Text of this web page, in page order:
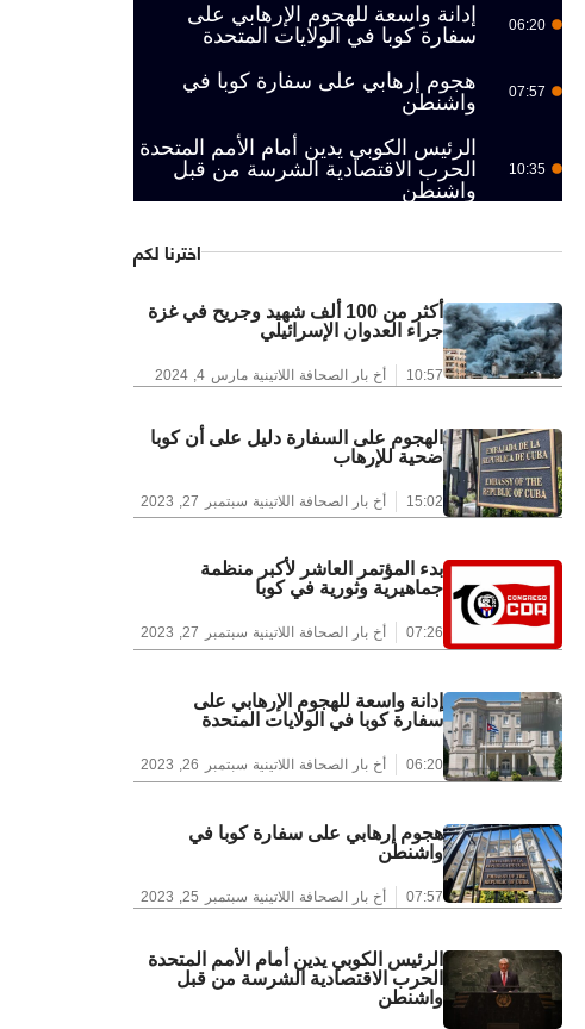
06:20
إدانة واسعة للهجوم الإرهابي على
سفارة كوبا في الولايات المتحدة
07:57
هجوم إرهابي على سفارة كوبا في
واشنطن
10:35
الرئيس الكوبي يدين أمام الأمم المتحدة
الحرب الاقتصادية الشرسة من قبل
واشنطن
اخترنا لكم
أكثر من 100 ألف شهيد وجريح في غزة
جراء العدوان الإسرائيلي
10:57 أخ بار الصحافة اللاتينيةمارس 4, 2024
الهجوم على السفارة دليل على أن كوبا
ضحية للإرهاب
15:02 أخ بار الصحافة اللاتينية سبتمبر 27, 2023
بدء المؤتمر العاشر لأكبر منظمة
جماهيرية وثورية في كوبا
07:26 أخ بار الصحافة اللاتينية سبتمبر 27, 2023
إدانة واسعة للهجوم الإرهابي على
سفارة كوبا في الولايات المتحدة
06:20 أخ بار الصحافة اللاتينية سبتمبر 26, 2023
هجوم إرهابي على سفارة كوبا في
واشنطن
07:57 أخ بار الصحافة اللاتينية سبتمبر 25, 2023
الرئيس الكوبي يدين أمام الأمم المتحدة
الحرب الاقتصادية الشرسة من قبل
واشنطن